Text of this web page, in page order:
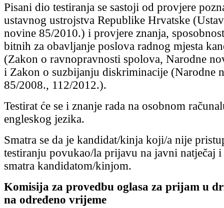
Pisani dio testiranja se sastoji od provjere
ustavnog ustrojstva Republike Hrvatske
novine 85/2010.) i provjere znanja,
bitnih za obavljanje poslova radnog mjesta
(Zakon o ravnopravnosti spolova, Narodne
i Zakon o suzbijanju diskriminacije (Narodne
85/2008., 112/2012.).
Testirat će se i znanje rada na osobnom
engleskog jezika.
Smatra se da je kandidat/kinja koji/a nije
testiranju povukao/la prijavu na javni natječaj i
smatra kandidatom/kinjom.
Komisija za provedbu oglasa za prijam u
na određeno vrijeme